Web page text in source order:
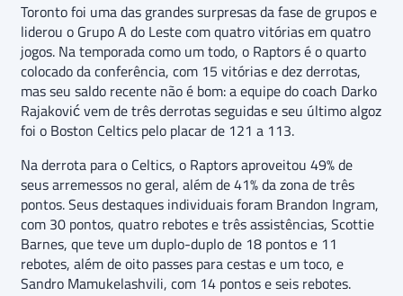
Toronto foi uma das grandes surpresas da fase de grupos e
liderou o Grupo A do Leste com quatro vitórias em quatro
jogos. Na temporada como um todo, o Raptors é o quarto
colocado da conferência, com 15 vitórias e dez derrotas,
mas seu saldo recente não é bom: a equipe do coach Darko
Rajaković vem de três derrotas seguidas e seu último algoz
foi o Boston Celtics pelo placar de 121 a 113.
Na derrota para o Celtics, o Raptors aproveitou 49% de
seus arremessos no geral, além de 41% da zona de três
pontos. Seus destaques individuais foram Brandon Ingram,
com 30 pontos, quatro rebotes e três assistências, Scottie
Barnes, que teve um duplo-duplo de 18 pontos e 11
rebotes, além de oito passes para cestas e um toco, e
Sandro Mamukelashvili, com 14 pontos e seis rebotes.